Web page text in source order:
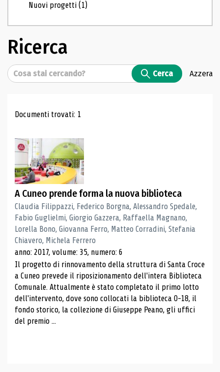
Nuovi progetti(1)
Ricerca
Cerca Cerca Azzera
Risultati di ricerca
Documenti trovati: 1
A Cuneo prende forma la nuova biblioteca
Claudia Filippazzi, Federico Borgna, Alessandro Spedale,
Fabio Guglielmi, Giorgio Gazzera, Raffaella Magnano,
Lorella Bono, Giovanna Ferro, Matteo Corradini, Stefania
Chiavero, Michela Ferrero
anno: 2017, volume: 35, numero: 6
Il progetto di rinnovamento della struttura di Santa Croce
a Cuneo prevede il riposizionamento dell'intera Biblioteca
Comunale. Attualmente è stato completato il primo lotto
dell'intervento, dove sono collocati la biblioteca 0-18, il
fondo storico, la collezione di Giuseppe Peano, gli uffici
del premio ...